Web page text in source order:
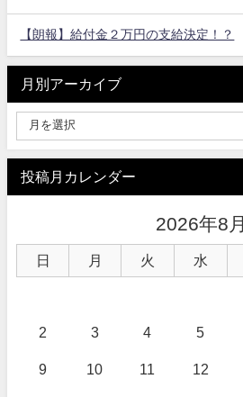
【朗報】給付金２万円の支給決定！？
月別アーカイブ
投稿月カレンダー
2026年8月
日 月 火 水
2 3 4 5
9 10 11 12